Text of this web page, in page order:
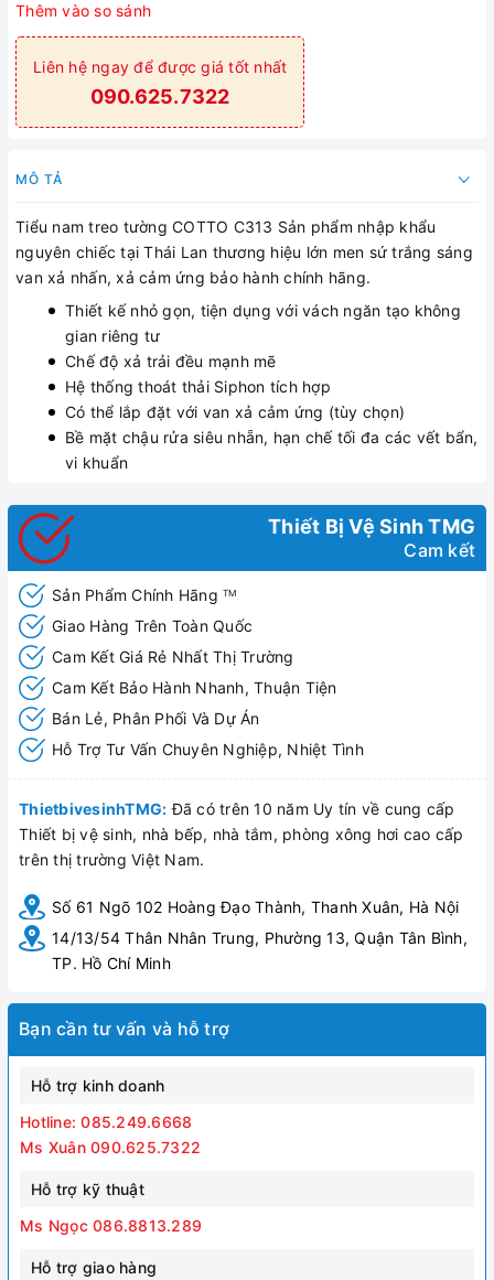
Thêm vào so sánh
Liên hệ ngay để được giá tốt nhất
090.625.7322
MÔ TẢ
Tiểu nam treo tường COTTO C313 Sản phẩm nhập khẩu
nguyên chiếc tại Thái Lan thương hiệu lớn men sứ trắng sáng
van xả nhấn, xả cảm ứng bảo hành chính hãng.
Thiết kế nhỏ gọn, tiện dụng với vách ngăn tạo không
gian riêng tư
Chế độ xả trải đều mạnh mẽ
Hệ thống thoát thải Siphon tích hợp
Có thể lắp đặt với van xả cảm ứng (tùy chọn)
Bề mặt chậu rửa siêu nhẵn, hạn chế tối đa các vết bẩn,
vi khuẩn
Thiết Bị Vệ Sinh TMG
Cam kết
Sản Phẩm Chính Hãng TM
Giao Hàng Trên Toàn Quốc
Cam Kết Giá Rẻ Nhất Thị Trường
Cam Kết Bảo Hành Nhanh, Thuận Tiện
Bán Lẻ, Phân Phối Và Dự Án
Hỗ Trợ Tư Vấn Chuyên Nghiệp, Nhiệt Tình
ThietbivesinhTMG: Đã có trên 10 năm Uy tín về cung cấp
Thiết bị vệ sinh, nhà bếp, nhà tắm, phòng xông hơi cao cấp
trên thị trường Việt Nam.
Số 61 Ngõ 102 Hoàng Đạo Thành, Thanh Xuân, Hà Nội
14/13/54 Thân Nhân Trung, Phường 13, Quận Tân Bình,
TP. Hồ Chí Minh
Bạn cần tư vấn và hỗ trợ
Hỗ trợ kinh doanh
Hotline: 085.249.6668
Ms Xuân 090.625.7322
Hỗ trợ kỹ thuật
Ms Ngọc 086.8813.289
Hỗ trợ giao hàng